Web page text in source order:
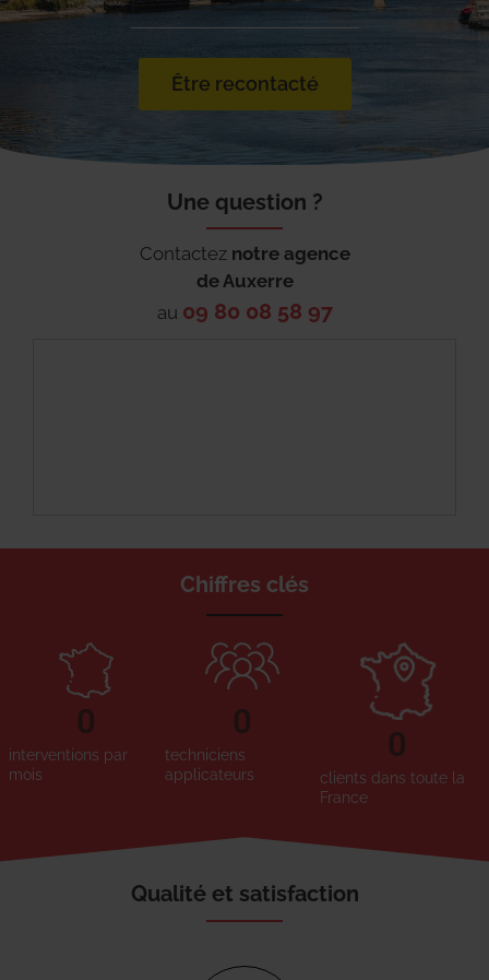
Être recontacté
Une question ?
Contactez notre agence
deAuxerre
au 09 80 08 58 97
Chiffres clés
interventions par
mois
0
techniciens
applicateurs
0
clients dans toute la
France
0
Qualité et satisfaction